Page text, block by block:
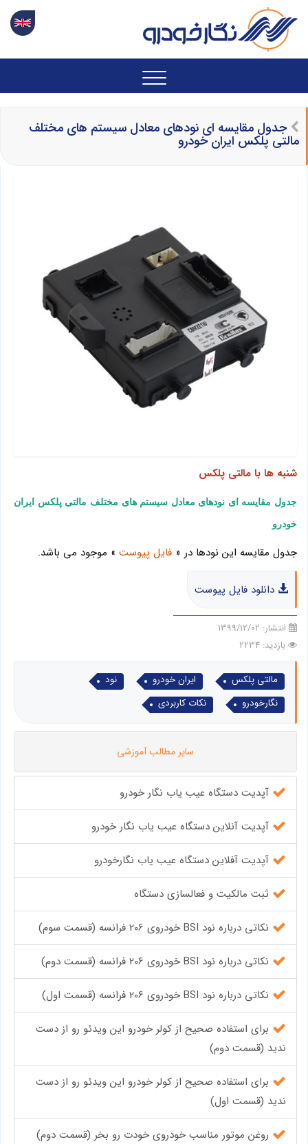
جدول مقایسه ای نودهای معادل سیستم های مختلف
مالتی پلکس ایران خودرو
شنبه ها با مالتی پلکس
جدول مقایسه ای نودهای معادل سیستم های مختلف مالتی پلکس ایران
خودرو
جدول مقایسه این نودها در « فایل پیوست » موجود می باشد.
دانلود فایل پیوست
انتشار: 1399/12/02
بازدید: 2234
مالتی پلکس ایران خودرو
نود
نگارخودرو
نکات کاربردی
سایر مطالب آموزشی
آپدیت دستگاه عیب یاب نگار خودرو
آپدیت آنلاین دستگاه عیب یاب نگار خودرو
آپدیت آفلاین دستگاه عیب یاب نگارخودرو
ثبت مالکیت و فعالسازی دستگاه
نکاتی درباره نود BSI خودروی 206 فرانسه (قسمت سوم)
نکاتی درباره نود BSI خودروی 206 فرانسه (قسمت دوم)
نکاتی درباره نود BSI خودروی 206 فرانسه (قسمت اول)
برای استفاده صحیح از کولر خودرو این ویدئو رو از دست
ندید (قسمت دوم)
برای استفاده صحیح از کولر خودرو این ویدئو رو از دست
ندید (قسمت اول)
روغن موتور مناسب خودروی خودت رو بخر (قسمت دوم)